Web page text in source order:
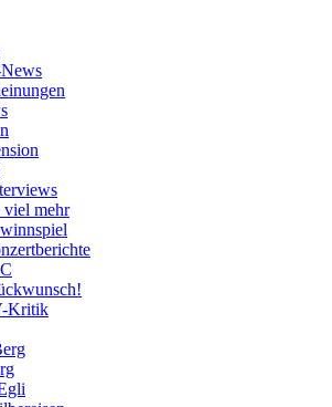
viel mehr
Kritik